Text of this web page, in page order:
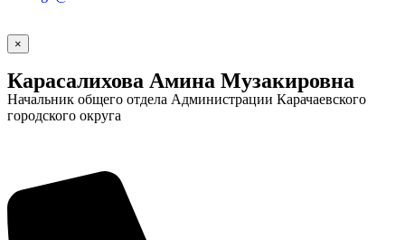
×
Карасалихова Амина Музакировна
Начальник общего отдела Администрации Карачаевского
городского округа